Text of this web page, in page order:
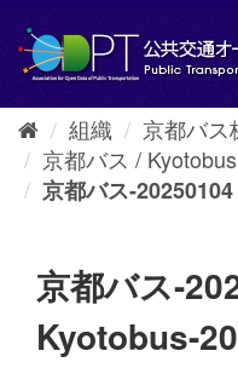
し
組織
京都バス
京都バス / Kyotobus
京都バス-
京都バス-
Kyotobus-